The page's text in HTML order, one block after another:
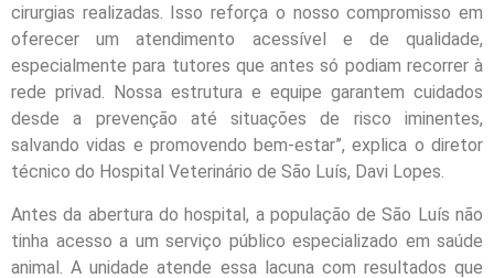
cirurgias realizadas. Isso reforça o nosso compromisso em
oferecer um atendimento acessível e de qualidade,
especialmente para tutores que antes só podiam recorrer à
rede privad. Nossa estrutura e equipe garantem cuidados
desde a prevenção até situações de risco iminentes,
salvando vidas e promovendo bem-estar”, explica o diretor
técnico do Hospital Veterinário de São Luís, Davi Lopes.
Antes da abertura do hospital, a população de São Luís não
tinha acesso a um serviço público especializado em saúde
animal. A unidade atende essa lacuna com resultados que